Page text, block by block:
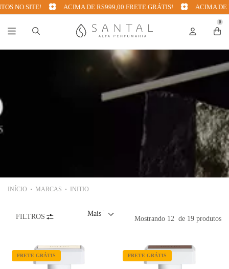
NO SITE! ACIMA DE R$999,00 FRETE GRÁTIS! ACIMA DE
0
INÍCIO MARCAS INITIO
FILTROS Mostrando 12 de 19 produtos
FRETE GRÁTIS FRETE GRÁTIS